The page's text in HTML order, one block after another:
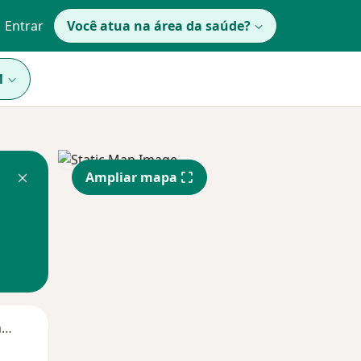
Entrar Você atua na área da saúde?
Segunda-feira
Ampliar mapa